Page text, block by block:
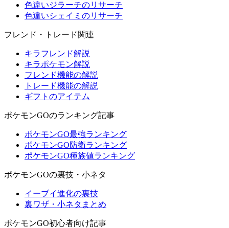
色違いジラーチのリサーチ
色違いシェイミのリサーチ
フレンド・トレード関連
キラフレンド解説
キラポケモン解説
フレンド機能の解説
トレード機能の解説
ギフトのアイテム
ポケモンGOのランキング記事
ポケモンGO最強ランキング
ポケモンGO防衛ランキング
ポケモンGO種族値ランキング
ポケモンGOの裏技・小ネタ
イーブイ進化の裏技
裏ワザ・小ネタまとめ
ポケモンGO初心者向け記事